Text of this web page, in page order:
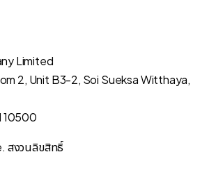
Limited
2, Unit B3-2, Soi Sueksa Witthaya,
10500
สงวนลิขสิทธิ์